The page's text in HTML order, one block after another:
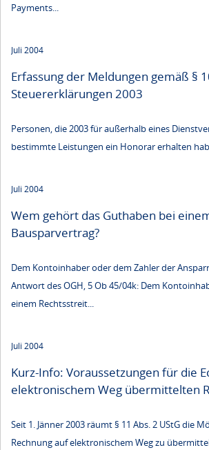
Payments...
Juli 2004
Erfassung der Meldungen gemäß §
Steuererklärungen 2003
Personen, die 2003 für außerhalb eines
bestimmte Leistungen ein Honorar erhalten
Juli 2004
Wem gehört das Guthaben bei
Bausparvertrag?
Dem Kontoinhaber oder dem Zahler der
Antwort des OGH, 5 Ob 45/04k: Dem
einem Rechtsstreit...
Juli 2004
Kurz-Info: Voraussetzungen für die
elektronischem Weg übermittelten
Seit 1. Jänner 2003 räumt § 11 Abs. 2 UStG die
Rechnung auf elektronischem Weg zu